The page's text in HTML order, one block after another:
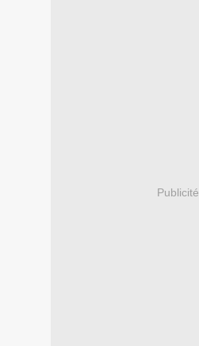
Publicité